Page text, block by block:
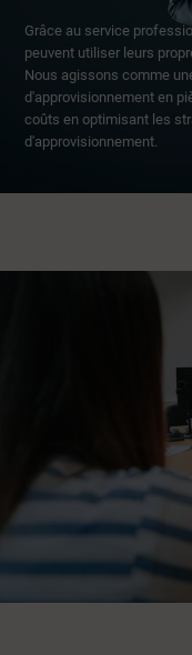
Grâce au service
peuvent utiliser leurs
Nous agissons comme
d'approvisionnement en
coûts en optimisant les
d'approvisionnement.